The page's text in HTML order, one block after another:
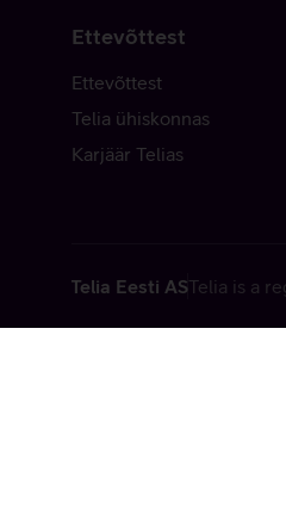
Ettevõttest
Ettevõttest
Telia ühiskonnas
Karjäär Telias
Telia Eesti ASTelia is a